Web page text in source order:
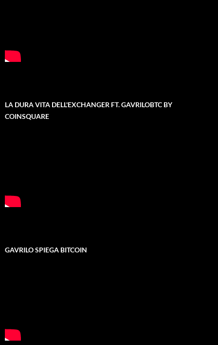
LA DURA VITA DELL'EXCHANGER FT. GAVRILOBTC BY
COINSQUARE
GAVRILO SPIEGA BITCOIN